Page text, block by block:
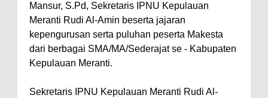
Mansur, S.Pd, Sekretaris IPNU Kepulauan
Meranti Rudi Al-Amin beserta jajaran
kepengurusan serta puluhan peserta Makesta
dari berbagai SMA/MA/Sederajat se - Kabupaten
Kepulauan Meranti.
Sekretaris IPNU Kepulauan Meranti Rudi Al-